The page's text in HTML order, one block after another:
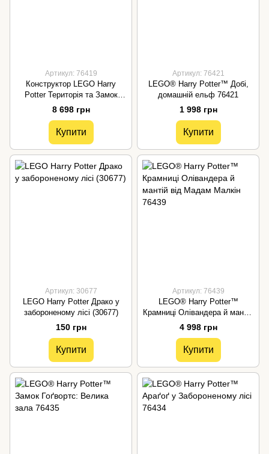
Артикул: 76419
Конструктор LEGO Harry
Potter Територія та Замок
Хогвартс 76419
8 698 грн
Купити
Артикул: 76421
LEGO® Harry Potter™ Добі,
домашній ельф 76421
1 998 грн
Купити
Артикул: 30677
LEGO Harry Potter Драко у
забороненому лісі (30677)
150 грн
Купити
Артикул: 76439
LEGO® Harry Potter™
Крамниці Олівандера й мантій
від Мадам Малкін 76439
4 998 грн
Купити